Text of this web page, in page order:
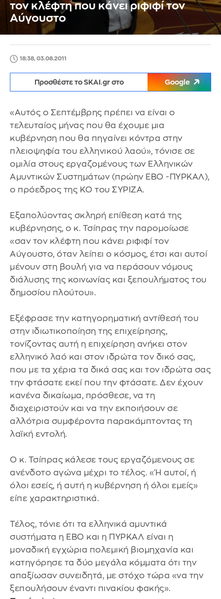
τον κλέφτη που κάνει ριφιφί τον
Αύγουστο
18:38, 03.08.2011
Προσθέστε το SKAI.gr στο Google
«Αυτός ο Σεπτέμβρης πρέπει να είναι ο
τελευταίος μήνας που θα έχουμε μια
κυβέρνηση που θα πηγαίνει κόντρα στην
πλειοψηφία του ελληνικού λαού», τόνισε σε
ομιλία στους εργαζομένους των Ελληνικών
Αμυντικών Συστημάτων (πρώην ΕΒΟ -ΠΥΡΚΑΛ),
ο πρόεδρος της ΚΟ του ΣΥΡΙΖΑ.
Εξαπολύοντας σκληρή επίθεση κατά της
κυβέρνησης, ο κ. Τσίπρας την παρομοίωσε
«σαν τον κλέφτη που κάνει ριφιφί τον
Αύγουστο, όταν λείπει ο κόσμος, έτσι και αυτοί
μένουν στη βουλή για να περάσουν νόμους
διάλυσης της κοινωνίας και ξεπουλήματος του
δημοσίου πλούτου».
Εξέφρασε την κατηγορηματική αντίθεσή του
στην ιδιωτικοποίηση της επιχείρησης,
τονίζοντας αυτή η επιχείρηση ανήκει στον
ελληνικό λαό και στον ιδρώτα τον δικό σας,
που με τα χέρια τα δικά σας και τον ιδρώτα σας
την φτάσατε εκεί που την φτάσατε. Δεν έχουν
κανένα δικαίωμα, πρόσθεσε, να τη
διαχειριστούν και να την εκποιήσουν σε
αλλότρια συμφέροντα παρακάμπτοντας τη
λαϊκή εντολή.
Ο κ. Τσίπρας κάλεσε τους εργαζόμενους σε
ανένδοτο αγώνα μέχρι το τέλος. «Ή αυτοί, ή
όλοι εσείς, ή αυτή η κυβέρνηση ή όλοι εμείς»
είπε χαρακτηριστικά.
Τέλος, τόνιε ότι τα ελληνικά αμυντικά
συστήματα η ΕΒΟ και η ΠΥΡΚΑΛ είναι η
μοναδική εγχώρια πολεμική βιομηχανία και
κατηγόρησε τα δύο μεγάλα κόμματα ότι την
απαξίωσαν συνειδητά, με στόχο τώρα «να την
ξεπουλήσουν έναντι πινακίου φακής».